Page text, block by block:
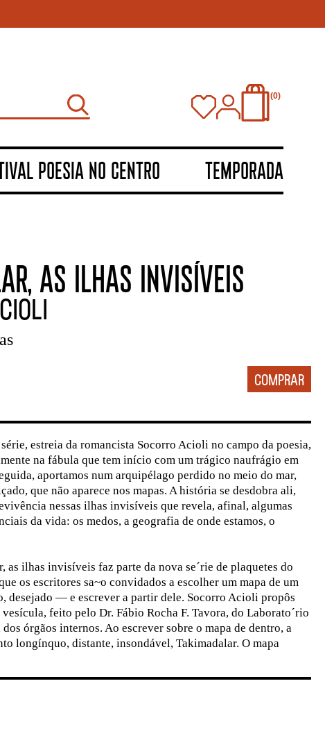
0
POESIA NO CENTRO TEMPORADA
AS ILHAS INVISÍVEIS
estreia da romancista Socorro Acioli no campo da poesia,
na fábula que tem início com um trágico naufrágio em
aportamos num arquipélago perdido no meio do mar,
que não aparece nos mapas. A história se desdobra ali,
nessas ilhas invisíveis que revela, afinal, algumas
da vida: os medos, a geografia de onde estamos, o
as ilhas invisíveis faz parte da nova se´rie de plaquetes do
os escritores sa~o convidados a escolher um mapa de um
desejado — e escrever a partir dele. Socorro Acioli propôs
feito pelo Dr. Fábio Rocha F. Tavora, do Laborato´rio
órgãos internos. Ao escrever sobre o mapa de dentro, a
longínquo, distante, insondável, Takimadalar. O mapa